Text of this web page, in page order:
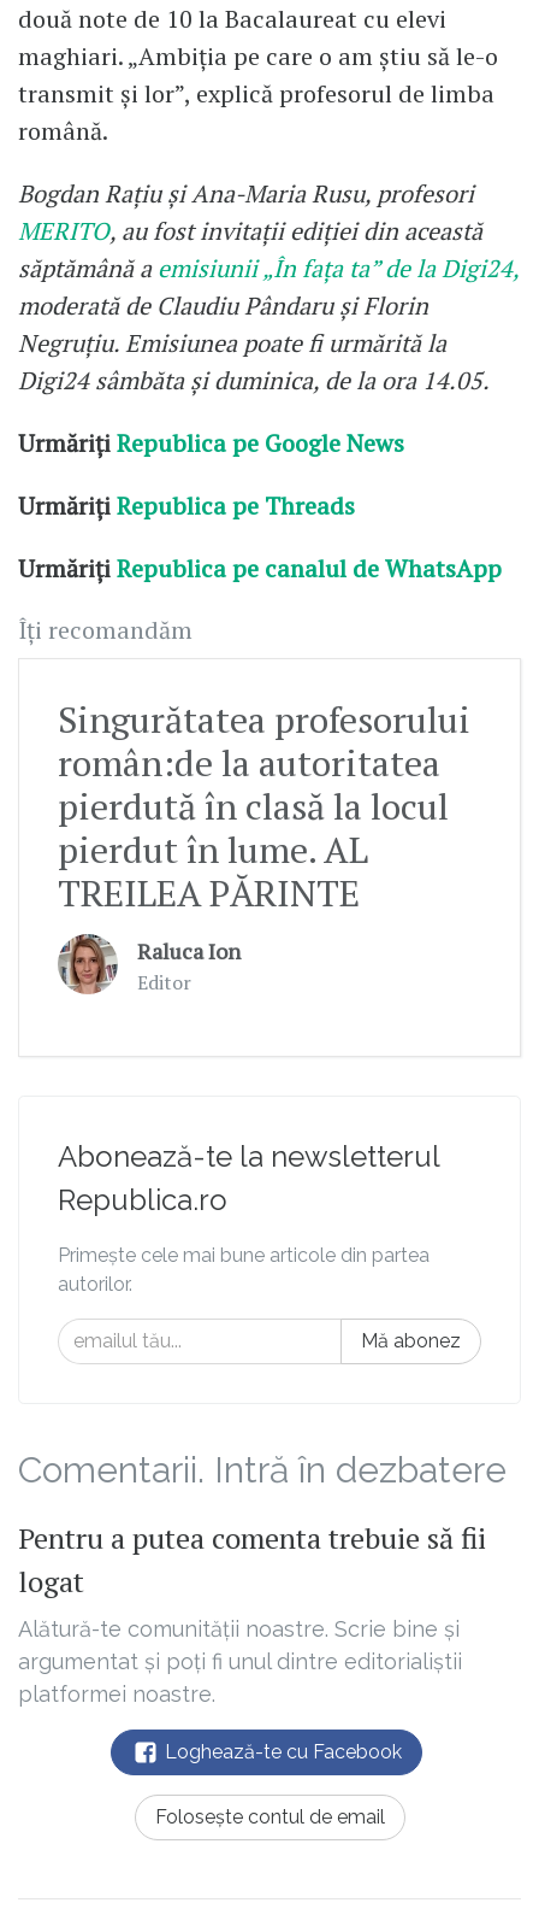
două note de 10 la Bacalaureat cu elevi
maghiari. „Ambiția pe care o am știu să le-o
transmit și lor”, explică profesorul de limba
română.
Bogdan Rațiu și Ana-Maria Rusu, profesori
MERITO, au fost invitații ediției din această
săptămână aemisiunii „În fața ta” de la Digi24,
moderată de Claudiu Pândaru și Florin
Negruțiu. Emisiunea poate fi urmărită la
Digi24 sâmbăta și duminica, de la ora 14.05.
UrmărițiRepublica pe Google News
UrmărițiRepublica pe Threads
UrmărițiRepublica pe canalul de WhatsApp
Îți recomandăm
Singurătatea profesorului
român:de la autoritatea
pierdută în clasă la locul
pierdut în lume. AL
TREILEA PĂRINTE
Raluca Ion
Editor
Abonează-te la newsletterul
Republica.ro
Primește cele mai bune articole din partea
autorilor.
Mă abonez
Comentarii. Intră în dezbatere
Pentru a putea comenta trebuie să fii
logat
Alătură-te comunității noastre. Scrie bine și
argumentat și poți fi unul dintre editorialiștii
platformei noastre.
Loghează-te cu Facebook
Folosește contul de email